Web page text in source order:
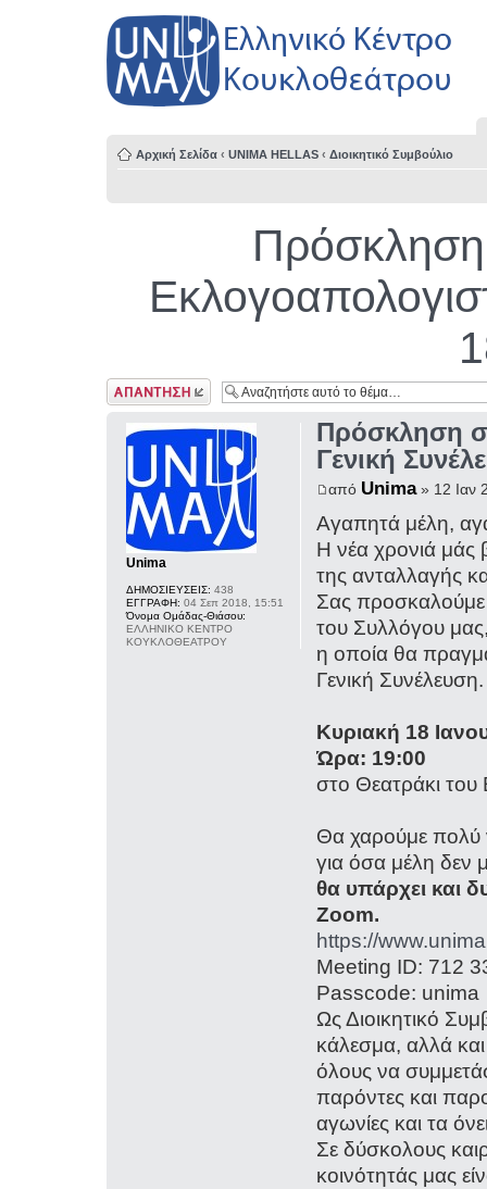
Αρχική Σελίδα ‹ UNIMA HELLAS ‹ Διοικητικό Συμβούλιο
Πρόσκληση
Δημιουργία
απάντησης
Πρόσκληση
Γενική
από Unima» 12 Ιαν
Αγαπητά μέλη,
H νέα χρονιά μάς
της ανταλλαγής
Σας προσκαλούμε
του Συλλόγου
η οποία θα
Γενική Συνέλευση.
Κυριακή 18
Ώρα: 19:00
στο Θεατράκι του
Θα χαρούμε
για όσα μέλη δεν
θα υπάρχει και
Zoom.
https://
Meeting ID: 712
Passcode: unima
Ως Διοικητικό
κάλεσμα, αλλά
όλους να
παρόντες και
αγωνίες και τα
Σε δύσκολους
κοινότητάς μας
Unima
ΔΗΜΟΣΙΕΥΣΕΙΣ: 438
ΕΓΓΡΑΦΗ: 04 Σεπ 2018, 15:51
Όνομα Ομάδας-Θιάσου:
ΕΛΛΗΝΙΚΟ ΚΕΝΤΡΟ
ΚΟΥΚΛΟΘΕΑΤΡΟΥ